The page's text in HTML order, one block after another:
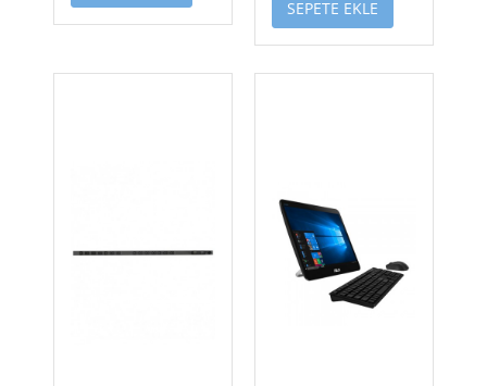
SEPETE EKLE